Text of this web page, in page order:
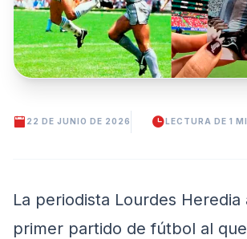
22 DE JUNIO DE 2026 LECTURA DE 1
La periodista Lourdes
primer partido de fútbol al